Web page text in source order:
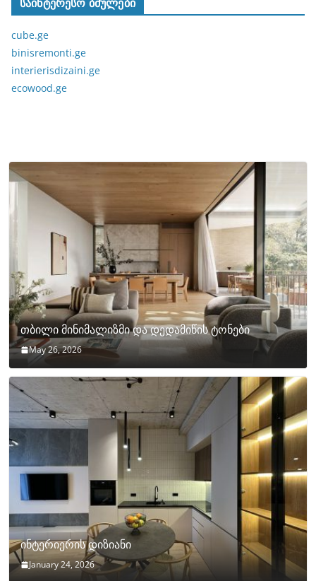
cube.ge
binisremonti.ge
interierisdizaini.ge
ecowood.ge
თბილი მინიმალიზმი და დედამიწის ტონები
May 26, 2026
ინტერიერის დიზიანი
January 24, 2026